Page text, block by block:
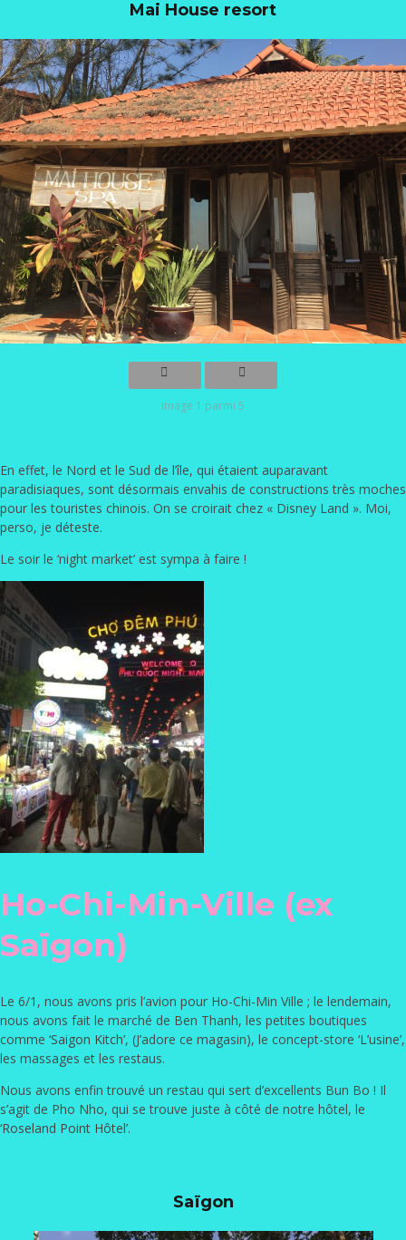
Mai House resort
Image 1 parmi 5
En effet, le Nord et le Sud de l’île, qui étaient auparavant
paradisiaques, sont désormais envahis de constructions très moches
pour les touristes chinois. On se croirait chez « Disney Land ». Moi,
perso, je déteste.
Le soir le ‘night market’ est sympa à faire !
Ho-Chi-Min-Ville (ex
Saïgon)
Le 6/1, nous avons pris l’avion pour Ho-Chi-Min Ville ; le lendemain,
nous avons fait le marché de Ben Thanh, les petites boutiques
comme ‘Saigon Kitch’, (J’adore ce magasin), le concept-store ‘L’usine’,
les massages et les restaus.
Nous avons enfin trouvé un restau qui sert d’excellents Bun Bo ! Il
s’agit de Pho Nho, qui se trouve juste à côté de notre hôtel, le
‘Roseland Point Hôtel’.
Saïgon